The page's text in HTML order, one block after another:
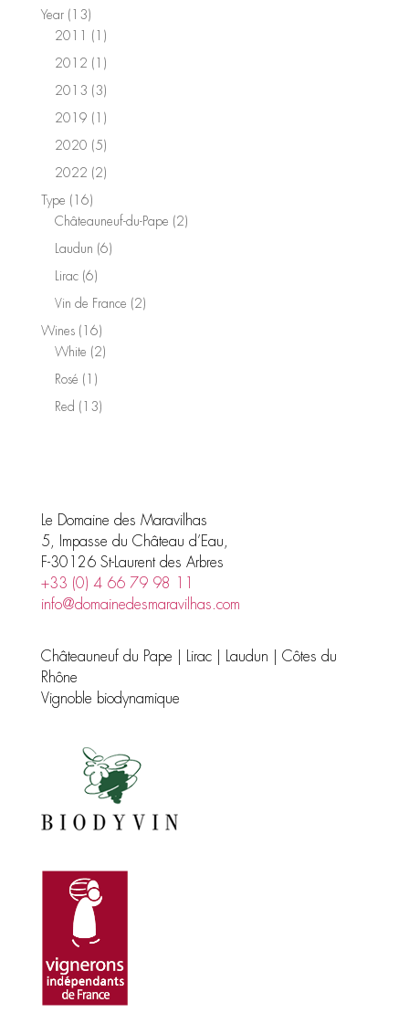
products
Year 1313
products
2011 1 1
product
2012 1 1
product
2013 33
products
2019 1 1
product
2020 55
products
2022 22
Type 1616
products
Châteauneuf-du-Pape 22
Laudun 66
Lirac 66
products
Vin de France 22
Wines 1616
products
White 22
Rosé 1 1
product
Red 1313
Le Domaine des Maravilhas
5, Impasse du Château d’Eau,
F-30126 St-Laurent des Arbres
+33 (0) 4 66 79 98 11
info@domainedesmaravilhas.com
Châteauneuf du Pape | Lirac | Laudun | Côtes du
Rhône
Vignoble biodynamique